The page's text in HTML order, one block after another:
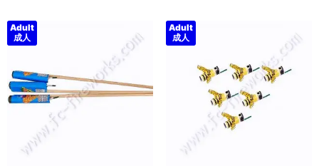
Adult
成人
Adult
成人